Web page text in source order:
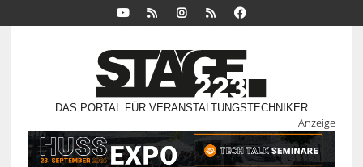
DAS PORTAL FÜR VERANSTALTUNGSTECHNIKER
Anzeige